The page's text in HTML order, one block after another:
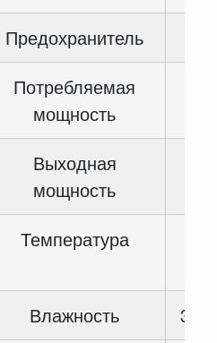
Предохранитель
Потребляемая
мощность
Выходная
мощность
Температура
Влажность